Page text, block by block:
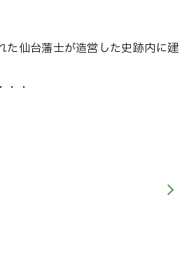
た仙台藩士が造営した史跡内に建
・